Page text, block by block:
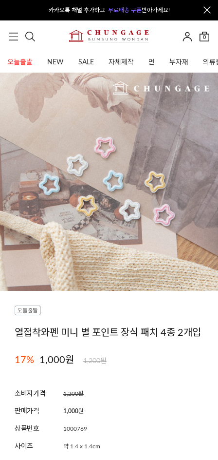
카카오톡 채널 추가하고 무료배송 쿠폰받아가세요!
0
오늘출발 NEW SALE 자체제작 면 부자재 의류
열접착와펜 미니 별 포인트 장식 패치 4종 2개입
17% 1,000원 1,200원
소비자가격 1,200원
판매가격 1,000원
상품번호 1000769
사이즈 약 1.4 x 1.4cm